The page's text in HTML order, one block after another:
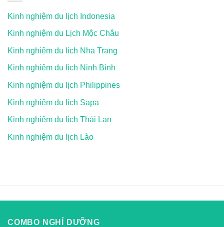
Kinh nghiệm du lịch Indonesia
Kinh nghiệm du Lịch Mộc Châu
Kinh nghiệm du lịch Nha Trang
Kinh nghiệm du lịch Ninh Bình
Kinh nghiệm du lịch Philippines
Kinh nghiệm du lịch Sapa
Kinh nghiệm du lịch Thái Lan
Kinh nghiệm du lịch Lào
COMBO NGHỈ DƯỠNG